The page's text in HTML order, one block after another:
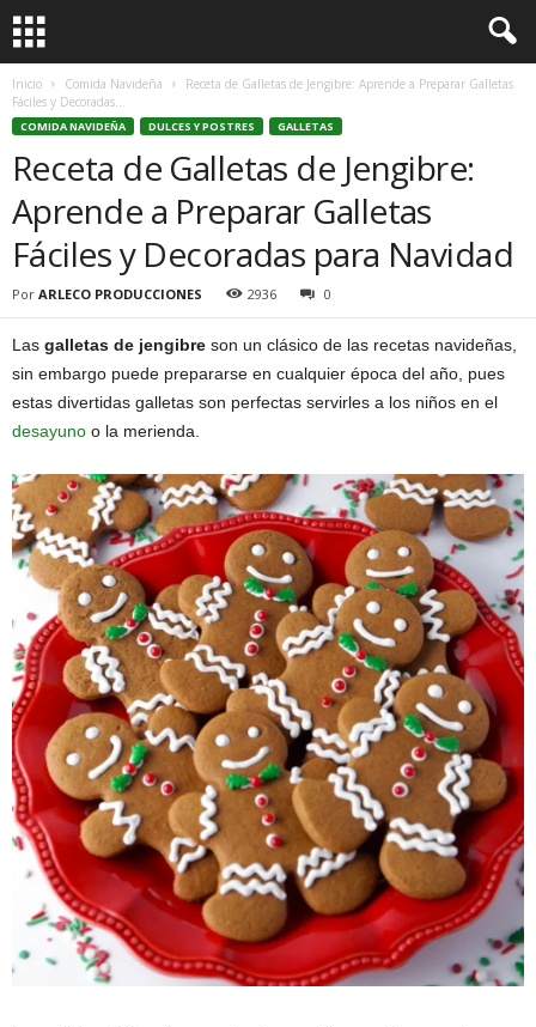
Inicio Comida Navideña
Receta de Galletas de Jengibre: Aprende a Preparar Galletas
Fáciles y Decoradas...
COMIDA NAVIDEÑA DULCES Y POSTRES GALLETAS
Receta de Galletas de Jengibre:
Aprende a Preparar Galletas
Fáciles y Decoradas para Navidad
Por ARLECO PRODUCCIONES 2936 0
Las galletas de jengibre son un clásico de las recetas navideñas,
sin embargo puede prepararse en cualquier época del año, pues
estas divertidas galletas son perfectas servirles a los niños en el
desayuno o la merienda.